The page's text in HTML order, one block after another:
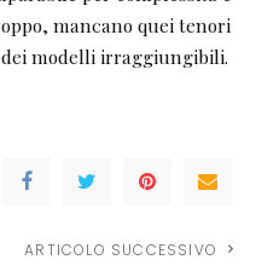
mancano quei tenori
modelli irraggiungibili.
ARTICOLO SUCCESSIVO